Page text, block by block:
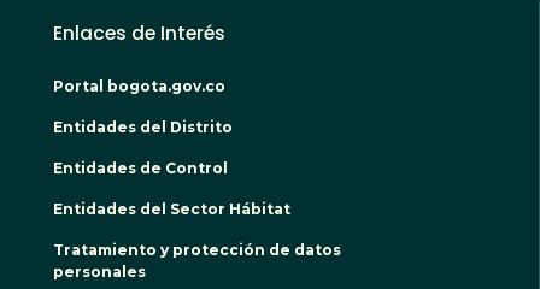
Enlaces de Interés
Portal bogota.gov.co
Entidades del Distrito
Entidades de Control
Entidades del Sector Hábitat
Tratamiento y protección de datos
personales